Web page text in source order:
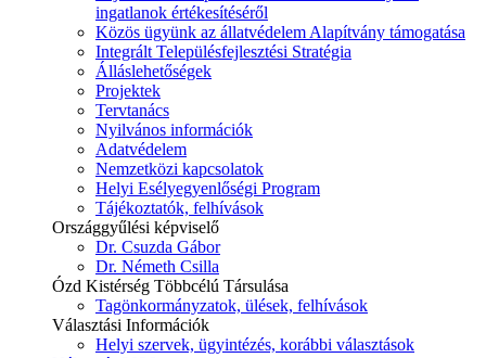
ingatlanok értékesítéséről
Közös ügyünk az állatvédelem Alapítvány támogatása
Integrált Településfejlesztési Stratégia
Álláslehetőségek
Projektek
Tervtanács
Nyilvános információk
Adatvédelem
Nemzetközi kapcsolatok
Helyi Esélyegyenlőségi Program
Tájékoztatók, felhívások
Országgyűlési képviselő
Dr. Csuzda Gábor
Dr. Németh Csilla
Ózd Kistérség Többcélú Társulása
Tagönkormányzatok, ülések, felhívások
Választási Információk
Helyi szervek, ügyintézés, korábbi választások